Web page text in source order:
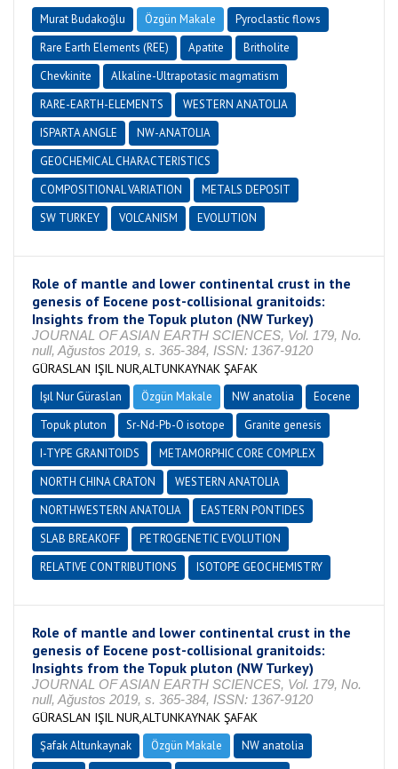
Murat Budakoğlu Özgün Makale
Pyroclastic flows
Rare Earth Elements (REE)
Apatite
Britholite
Chevkinite
Alkaline-Ultrapotasic magmatism
RARE-EARTH-ELEMENTS
WESTERN ANATOLIA
ISPARTA ANGLE
NW-ANATOLIA
GEOCHEMICAL CHARACTERISTICS
COMPOSITIONAL VARIATION
METALS DEPOSIT
SW TURKEY
VOLCANISM EVOLUTION
Role of mantle and lower continental crust in the
genesis of Eocene post-collisional granitoids:
Insights from the Topuk pluton (NW Turkey)
JOURNAL OF ASIAN EARTH SCIENCES, Vol. 179, No.
null, Ağustos 2019, s. 365-384, ISSN: 1367-9120
GÜRASLAN IŞIL NUR,ALTUNKAYNAK ŞAFAK
Işıl Nur Güraslan Özgün Makale NW anatolia
Eocene
Topuk pluton
Sr-Nd-Pb-O isotope
Granite genesis
I-TYPE GRANITOIDS
METAMORPHIC CORE COMPLEX
NORTH CHINA CRATON
WESTERN ANATOLIA
NORTHWESTERN ANATOLIA
EASTERN PONTIDES
SLAB BREAKOFF
PETROGENETIC EVOLUTION
RELATIVE CONTRIBUTIONS
ISOTOPE GEOCHEMISTRY
Role of mantle and lower continental crust in the
genesis of Eocene post-collisional granitoids:
Insights from the Topuk pluton (NW Turkey)
JOURNAL OF ASIAN EARTH SCIENCES, Vol. 179, No.
null, Ağustos 2019, s. 365-384, ISSN: 1367-9120
GÜRASLAN IŞIL NUR,ALTUNKAYNAK ŞAFAK
Şafak Altunkaynak Özgün Makale
NW anatolia